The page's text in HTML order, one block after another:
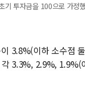
기 투자금을 100으로 가정
3.8%(이하 소수점
3.3%, 2.9%, 1.9%(